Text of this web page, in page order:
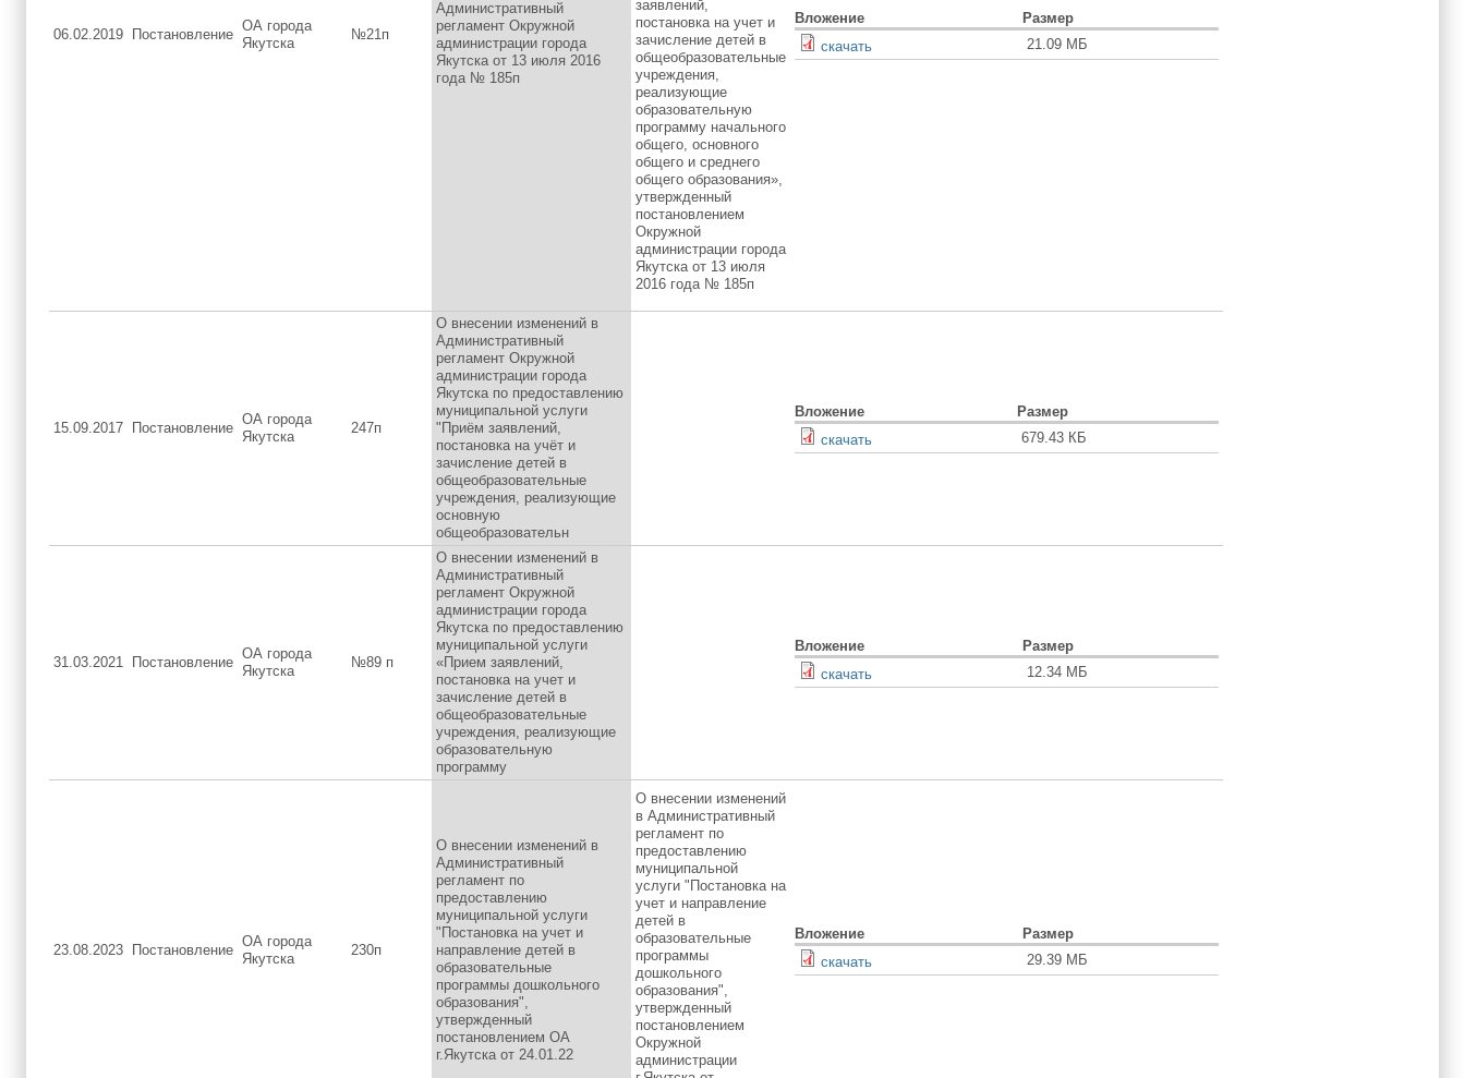
06.02.2019 Постановление
ОА города
Якутска
№21п
Административный
регламент Окружной
администрации города
Якутска от 13 июля 2016
года № 185п
заявлений,
постановка на учет и
зачисление детей в
общеобразовательные
учреждения,
реализующие
образовательную
программу начального
общего, основного
общего и среднего
общего образования»,
утвержденный
постановлением
Окружной
администрации города
Якутска от 13 июля
2016 года № 185п
Вложение
Размер
скачать
21.09 МБ
15.09.2017 Постановление
ОА города
Якутска
247п
О внесении изменений в
Административный
регламент Окружной
администрации города
Якутска по предоставлению
муниципальной услуги
"Приём заявлений,
постановка на учёт и
зачисление детей в
общеобразовательные
учреждения, реализующие
основную
общеобразовательн
Вложение
Размер
скачать
679.43 КБ
31.03.2021 Постановление
ОА города
Якутска
№89 п
О внесении изменений в
Административный
регламент Окружной
администрации города
Якутска по предоставлению
муниципальной услуги
«Прием заявлений,
постановка на учет и
зачисление детей в
общеобразовательные
учреждения, реализующие
образовательную
программу
Вложение
Размер
скачать
12.34 МБ
23.08.2023 Постановление
ОА города
Якутска
230п
О внесении изменений в
Административный
регламент по
предоставлению
муниципальной услуги
"Постановка на учет и
направление детей в
образовательные
программы дошкольного
образования",
утвержденный
постановлением ОА
г.Якутска от 24.01.22
О внесении изменений
в Административный
регламент по
предоставлению
муниципальной
услуги "Постановка на
учет и направление
детей в
образовательные
программы
дошкольного
образования",
утвержденный
постановлением
Окружной
администрации
Вложение
Размер
скачать
29.39 МБ